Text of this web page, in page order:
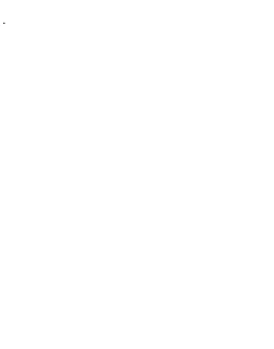
.